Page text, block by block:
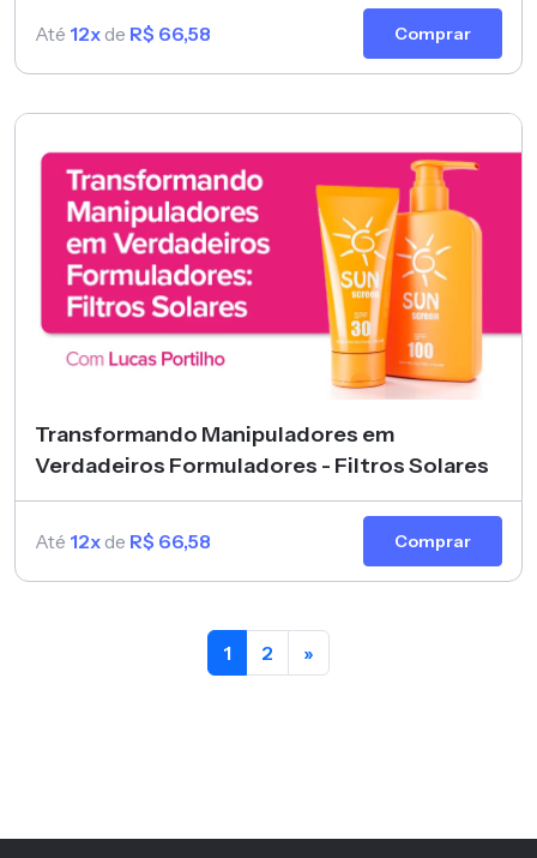
Até 12x de R$ 66,58 Comprar
Transformando Manipuladores em
Verdadeiros Formuladores - Filtros Solares
Até 12x de R$ 66,58 Comprar
1 2 »